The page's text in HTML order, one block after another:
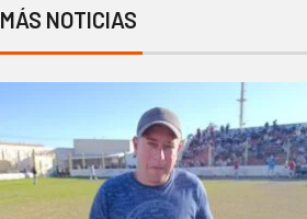
MÁS NOTICIAS